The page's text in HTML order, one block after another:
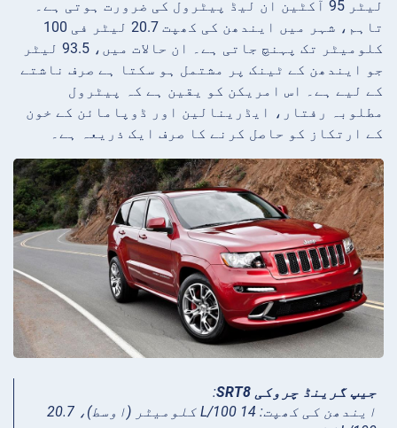
لیٹر 95 آکٹین ان لیڈ پیٹرول کی ضرورت ہوتی ہے۔
تاہم، شہر میں ایندھن کی کھپت 20.7 لیٹر فی 100
کلومیٹر تک پہنچ جاتی ہے۔ ان حالات میں، 93.5 لیٹر
جو ایندھن کے ٹینک پر مشتمل ہو سکتا ہے صرف ناشتے
کے لیے ہے۔ اس امریکن کو یقین ہے کہ پیٹرول
مطلوبہ رفتار، ایڈرینالین اور ڈوپامائن کے خون
کے ارتکاز کو حاصل کرنے کا صرف ایک ذریعہ ہے۔
جیپ گرینڈ چروکی SRT8
:
ایندھن کی کھپت: 14 L/100 کلومیٹر (اوسط)، 20.7